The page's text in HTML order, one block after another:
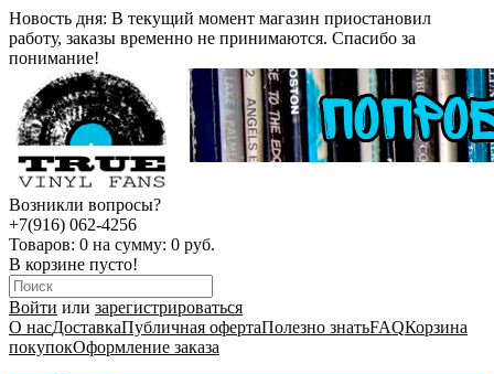
Новость дня: В текущий момент магазин приостановил
работу, заказы временно не принимаются. Спасибо за
понимание!
Возникли вопросы?
+7(916) 062-4256
Товаров: 0 на сумму: 0 руб.
В корзине пусто!
Войти или зарегистрироваться
О насДоставкаПубличная офертаПолезно знатьFAQКорзина
покупокОформление заказа